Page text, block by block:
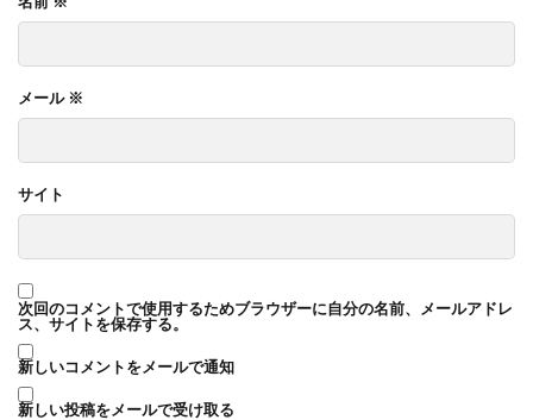
メール ※
サイト
次回のコメントで使用するためブラウザーに自分の名前、メールアドレ
ス、サイトを保存する。
新しいコメントをメールで通知
新しい投稿をメールで受け取る